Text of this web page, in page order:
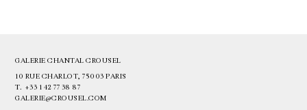
GALERIE CHANTAL CROUSEL
10 RUE CHARLOT, 75003 PARIS
T. +33 1 42 77 38 87
GALERIE@CROUSEL.COM